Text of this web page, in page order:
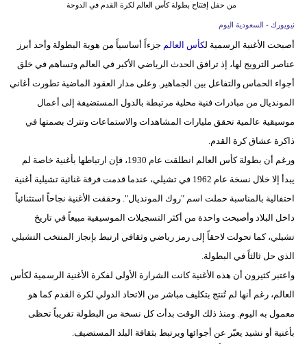
علوم
وتكنولوجيا
أبراج
فيديو
سيارات
من حفل إفتتاح بطولة كأس العالم لكرة القدم في الدوحة
نيويورك - السعودية اليوم
أصبحت الأغنية الرسمية لكأس العالم جزءاً أساسياً من هوية البطولة وأحد أبرز
عناصر الترويج لها، إذ ترافق الحدث الرياضي الأكبر في العالم وتساهم في خلق
أجواء الحماس والتفاعل بين الجماهير. وعلى مدار العقود الماضية تطورت أغاني
المونديال من مبادرات فنية محلية مرتبطة بالدول المستضيفة إلى أعمال
موسيقية عالمية تحقق مليارات المشاهدات والاستماعات وتترك بصمتها في
ذاكرة عشاق كرة القدم.
ورغم أن بطولة كأس العالم انطلقت عام 1930، فإن ارتباطها بأغنية خاصة لم
يبدأ إلا خلال نسخة عام 1962 في تشيلي، عندما قدمت فرقة غنائية تشيلية أغنية
احتفالية بالمناسبة حملت اسم "روك المونديال". وحققت الأغنية نجاحاً استثنائياً
داخل البلاد وأصبحت واحدة من أكثر التسجيلات الموسيقية مبيعاً في تاريخ
تشيلي، كما تحولت لاحقاً إلى رمز رياضي وثقافي ارتبط بإنجاز المنتخب التشيلي
الذي حل ثالثاً في البطولة.
واعتبر كثيرون أن هذه الأغنية كانت الشرارة الأولى لفكرة الأغنية الرسمية لكأس
العالم، رغم أنها لم تُنتج بتكليف مباشر من الاتحاد الدولي لكرة القدم كما هو
معمول به اليوم. ومنذ ذلك الوقت بدأت كل نسخة من البطولة تقريباً تحظى
بأغنية أو نشيد يعبّر عن أجوائها ويرتبط بثقافة البلد المستضيف.